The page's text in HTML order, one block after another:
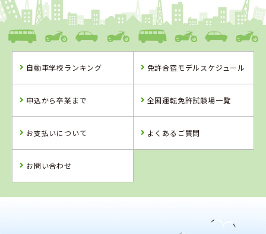
島根県
浜乃木ドライビングスクール
詳 細 予 約
ングスクール
詳 細
詳 細
車学校
詳 細
4位 5
自動車学校ランキング 免許合宿モデルスケジュール
申込から卒業まで 全国運転免許試験場一覧
お支払いについて よくあるご質問
お問い合わせ